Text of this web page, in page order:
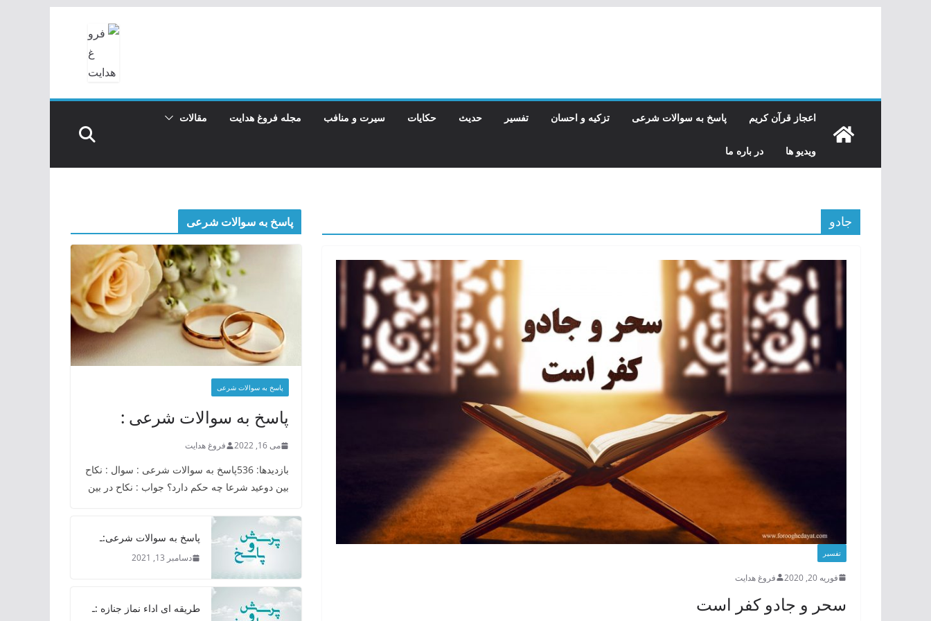
اعجاز قرآن کریم پاسخ به سوالات شرعی تزکیه و احسان تفسیر حدیث حکایات سیرت و منافب مجله فروغ هدایت مقالات
ویدیو ها در باره ما
جادو
تفسیر
فوریه 20, 2020 فروغ هدایت
سحر و جادو کفر است
پاسخ به سوالات شرعی
پاسخ به سوالات شرعی
پاسخ به سوالات شرعی :
می 16, 2022 فروغ هدایت
بازدیدها: 536پاسخ به سوالات شرعی : سوال : نکاح
بین دوعید شرعا چه حکم دارد؟ جواب : نکاح در بین
پاسخ به سوالات شرعی:ـ
دسامبر 13, 2021
طریقه ای اداء نماز جنازه :ـ